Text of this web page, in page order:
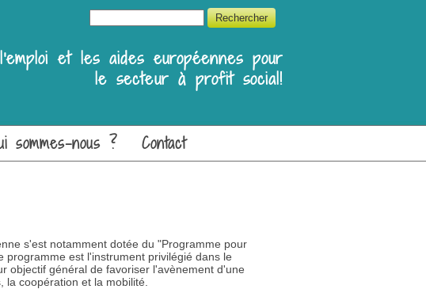
et les aides européennes pour
le secteur à profit social!
Formulaire de recherche
Rechercher
sommes-nous ? Contact
s'est notamment dotée du "Programme pour
est l'instrument privilégié dans le
objectif général de favoriser l'avènement d'une
coopération et la mobilité.